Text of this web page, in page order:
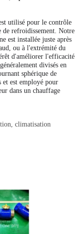
utilisé pour le contrôle
de refroidissement. Notre
est installée juste après
ou à l'extrémité du
d'améliorer l'efficacité
divisés en
sphérique de
et est employé pour
dans un chauffage
climatisation